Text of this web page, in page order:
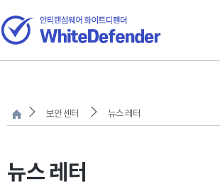
보안 센터 뉴스 레터
뉴스 레터